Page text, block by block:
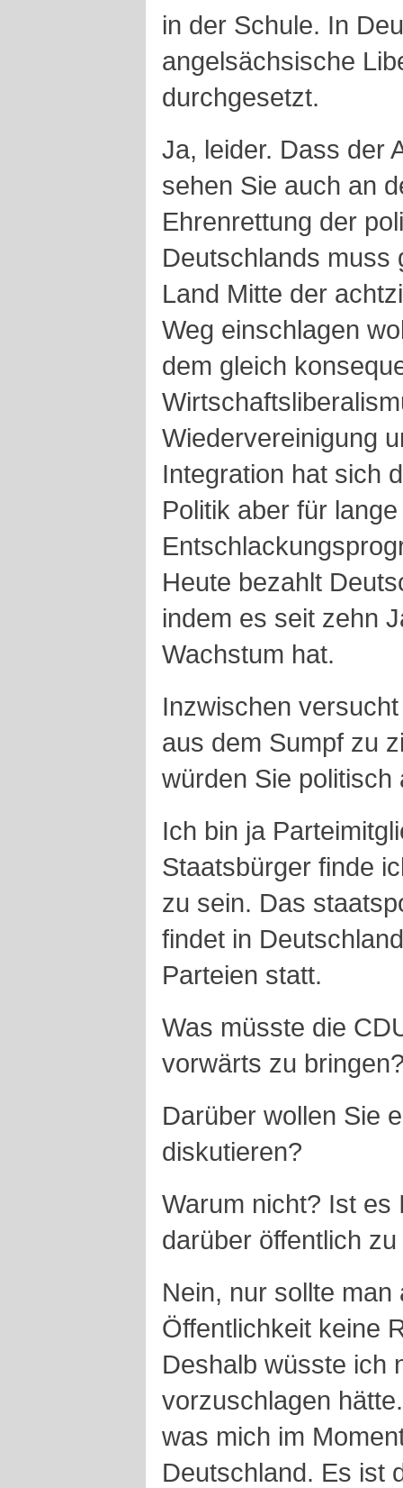
in der Schule. In
angelsächsische
durchgesetzt.
Ja, leider. Dass der
sehen Sie auch an
Ehrenrettung der
Deutschlands muss
Land Mitte der
Weg einschlagen
dem gleich
Wiedervereinigung
Integration hat sich
Politik aber für
Heute bezahlt
indem es seit zehn
Wachstum hat.
Inzwischen
aus dem Sumpf zu
würden Sie politisch
Ich bin ja
Staatsbürger finde
zu sein. Das
findet in
Parteien statt.
Was müsste die
vorwärts zu
Darüber wollen Sie
diskutieren?
Warum nicht? Ist es
darüber öffentlich
Nein, nur sollte
Öffentlichkeit keine
Deshalb wüsste ich
vorzuschlagen
was mich im
Deutschland. Es ist